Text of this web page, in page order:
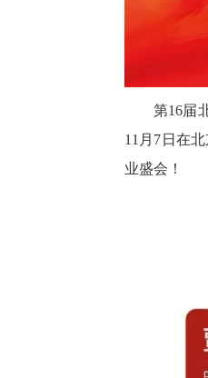
第16届
11月7日在
业盛会！